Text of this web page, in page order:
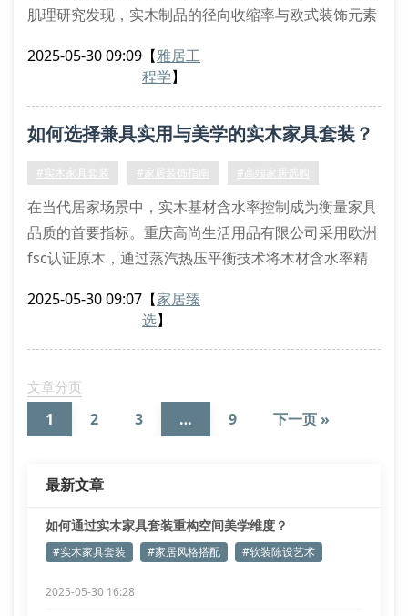
肌理研究发现，实木制品的径向收缩率与欧式装饰元素
提供了科学依据。
式鎏金雕花构件，能产生0.73±0.05的光反射协同指
数。这种多维度材料共振现象不仅优化了空间声学特
2025-05-30 09:09 【雅居工
程学】
如何选择兼具实用与美学的实木家具套装？
#实木家具套装 #家居装饰指南 #高端家居选购
在当代居家场景中，实木基材含水率控制成为衡量家具
品质的首要指标。重庆高尚生活用品有限公司采用欧洲
fsc认证原木，通过蒸汽热压平衡技术将木材含水率精
象。针对不同地域气候特性，我们的区域适应性干燥系
传统燕尾榫接合技术与现代数控铣削工艺的结合，使产
品达到0.5mm级拼接精度
2025-05-30 09:07 【家居臻
选】
文章分页
1 2 3 … 9 下一页 »
最新文章
如何通过实木家具套装重构空间美学维度？
#实木家具套装 #家居风格搭配 #软装陈设艺术
2025-05-30 16:28